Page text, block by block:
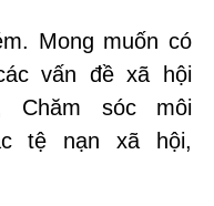
Mong muốn có
vấn đề xã hội
Chăm sóc môi
tệ nạn xã hội,